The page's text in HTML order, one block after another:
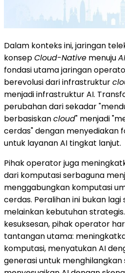
Dalam konteks ini, jaringan
konsepCloud-Native menuju
fondasi utama jaringan
berevolusi dari infrastruktur
menjadi infrastruktur AI.
perubahan dari sekadar
berbasiskancloud" menjadi
cerdas" dengan menyediakan
untuk layanan AI tingkat lanjut.
Pihak operator juga
dari komputasi serbaguna
menggabungkan komputasi
cerdas. Peralihan ini bukan
melainkan kebutuhan
kesuksesan, pihak operator
tantangan utama:
komputasi, menyatukan AI
generasi untuk menghilangkan